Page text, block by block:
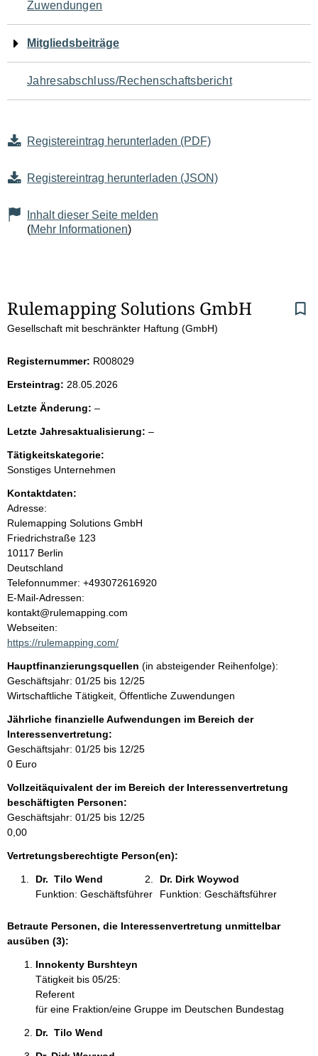
Zuwendungen
Mitgliedsbeiträge
Jahresabschluss/Rechenschaftsbericht
Registereintrag herunterladen (PDF)
Registereintrag herunterladen (JSON)
Inhalt dieser Seite melden
(Mehr Informationen)
S
e
i
t
e
n
i
n
h
a
l
t
Rulemapping Solutions GmbH
Gesellschaft mit beschränkter Haftung (GmbH)
Registernummer: R008029
Ersteintrag: 28.05.2026
Letzte Änderung: –l
e
r
Letzte Jahresaktualisierung: –l
Tätigkeitskategorie:
Sonstiges Unternehmen
Kontaktdaten:
Adresse:
Rulemapping Solutions GmbH
Friedrichstraße 123
10117 Berlin
Deutschland
K
o
n
t
a
t
i
n
f
o
r
m
t
i
o
n
e
Telefonnummer: +493072616920
E-Mail-Adressen:
kontakt@rulemapping.com
Webseiten:
https://rulemapping.com/
Hauptfinanzierungsquellen (in absteigender Reihenfolge):
Geschäftsjahr: 01/25 bis 12/25
Wirtschaftliche Tätigkeit, Öffentliche Zuwendungen
Jährliche finanzielle Aufwendungen im Bereich der
Interessenvertretung:
Geschäftsjahr: 01/25 bis 12/25
0 Euro
Vollzeitäquivalent der im Bereich der Interessenvertretung
beschäftigten Personen:
Geschäftsjahr: 01/25 bis 12/25
0,00
Vertretungsberechtigte Person(en):
Dr.  Tilo Wend
Funktion: Geschäftsführer
Dr. Dirk Woywod
Funktion: Geschäftsführer
Betraute Personen, die Interessenvertretung unmittelbar
ausüben (3):
Innokenty Burshteyn
Tätigkeit bis 05/25:
Referent
für eine Fraktion/eine Gruppe im Deutschen Bundestag
Dr.  Tilo Wend